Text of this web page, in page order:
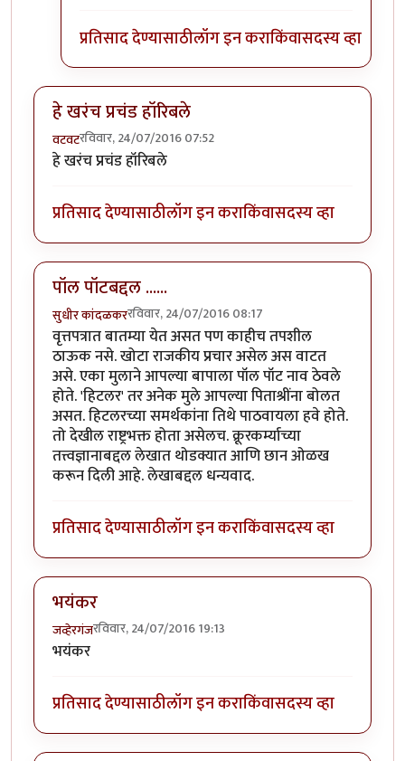
प्रतिसाद देण्यासाठीलॉग इन कराकिंवासदस्य व्हा
हे खरंच प्रचंड हॉरिबले
वटवटरविवार, 24/07/2016 07:52
हे खरंच प्रचंड हॉरिबले
प्रतिसाद देण्यासाठीलॉग इन कराकिंवासदस्य व्हा
पॉल पॉटबद्दल ......
सुधीर कांदळकररविवार, 24/07/2016 08:17
वृत्तपत्रात बातम्या येत असत पण काहीच तपशील
ठाऊक नसे. खोटा राजकीय प्रचार असेल अस वाटत
असे. एका मुलाने आपल्या बापाला पॉल पॉट नाव ठेवले
होते. 'हिटलर' तर अनेक मुले आपल्या पिताश्रींना बोलत
असत. हिटलरच्या समर्थकांना तिथे पाठवायला हवे होते.
तो देखील राष्ट्रभक्त होता असेलच. क्रूरकर्म्याच्या
तत्त्वज्ञानाबद्दल लेखात थोडक्यात आणि छान ओळख
करून दिली आहे. लेखाबद्दल धन्यवाद.
प्रतिसाद देण्यासाठीलॉग इन कराकिंवासदस्य व्हा
भयंकर
जव्हेरगंजरविवार, 24/07/2016 19:13
भयंकर
प्रतिसाद देण्यासाठीलॉग इन कराकिंवासदस्य व्हा